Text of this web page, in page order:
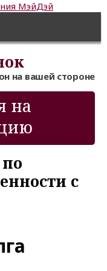
на вашей стороне
на
с